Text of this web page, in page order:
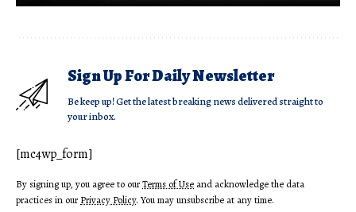
Sign Up For Daily Newsletter
Be keep up! Get the latest breaking news delivered straight to
your inbox.
[mc4wp_form]
By signing up, you agree to ourTerms of Use and acknowledge the data
practices in ourPrivacy Policy. You may unsubscribe at any time.